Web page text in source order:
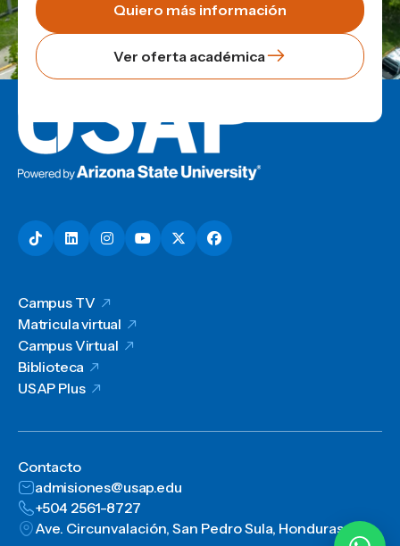
Quiero más información
Ver oferta académica
Campus TV
Matricula virtual
Campus Virtual
Biblioteca
USAP Plus
Contacto
admisiones@usap.edu
+504 2561-8727
Ave. Circunvalación, San Pedro Sula, Honduras, C.A.